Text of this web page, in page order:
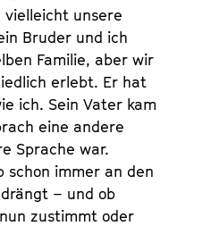
unsere
Bruder und ich
Familie, aber wir
erlebt. Er hat
ich. Sein Vater kam
eine andere
Sprache war.
schon immer an den
– und ob
zustimmt oder